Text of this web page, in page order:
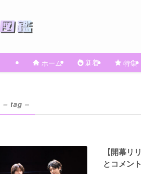
ホーム 新着 特集
– tag –
【開幕
とコメン